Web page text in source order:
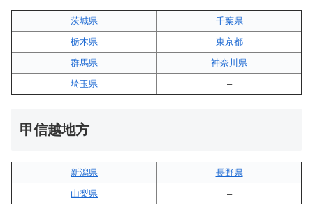
茨城県
千葉県
栃木県
東京都
群馬県
神奈川県
埼玉県
–
甲信越地方
新潟県
長野県
山梨県
–